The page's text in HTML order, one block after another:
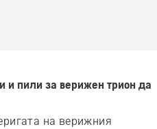
и пили за верижен трион да
на верижния